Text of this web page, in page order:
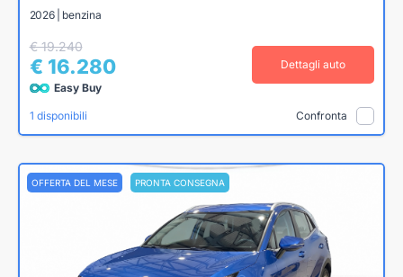
2026 | benzina
€ 19.240
€ 16.280
Easy Buy
Dettagli auto
1 disponibili Confronta
OFFERTA DEL MESE PRONTA CONSEGNA